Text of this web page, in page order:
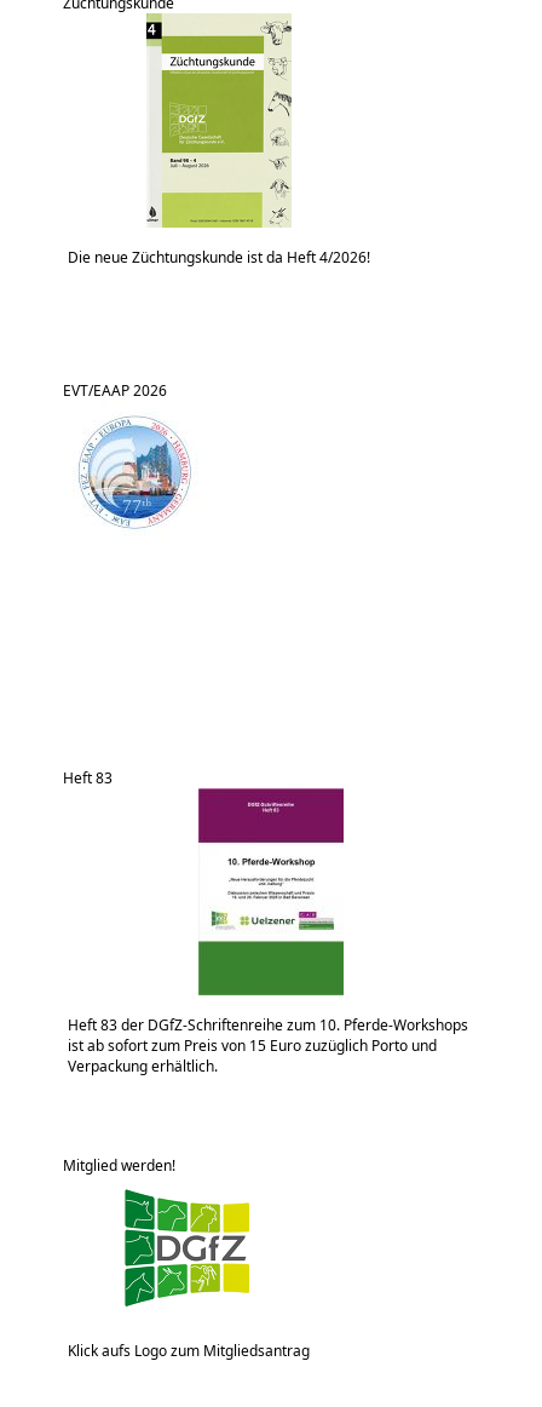
Die neue Züchtungskunde ist da Heft 4/2026!
EVT/EAAP 2026
Heft 83
Heft 83 der DGfZ-Schriftenreihe zum 10. Pferde-Workshops
ist ab sofort zum Preis von 15 Euro zuzüglich Porto und
Verpackung erhältlich.
Mitglied werden!
Klick aufs Logo zum Mitgliedsantrag